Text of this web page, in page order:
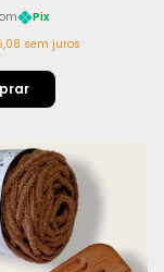
Pix
sem juros